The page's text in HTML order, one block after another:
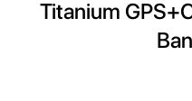
Titanium